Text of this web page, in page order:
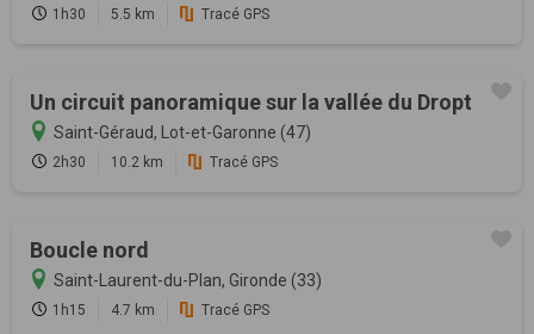
1h30 5.5 km Tracé GPS
Un circuit panoramique sur la vallée du Dropt
Saint-Géraud, Lot-et-Garonne (47)
2h30 10.2 km Tracé GPS
Boucle nord
Saint-Laurent-du-Plan, Gironde (33)
1h15 4.7 km Tracé GPS